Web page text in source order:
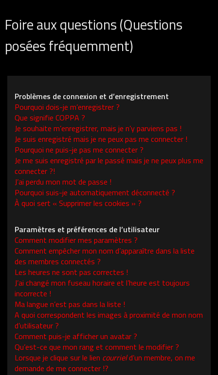
Foire aux questions (Questions
posées fréquemment)
Problèmes de connexion et d’enregistrement
Pourquoi dois-je m’enregistrer ?
Que signifie COPPA ?
Je souhaite m’enregistrer, mais je n’y parviens pas !
Je suis enregistré mais je ne peux pas me connecter !
Pourquoi ne puis-je pas me connecter ?
Je me suis enregistré par le passé mais je ne peux plus me
connecter ?!
J’ai perdu mon mot de passe !
Pourquoi suis-je automatiquement déconnecté ?
À quoi sert « Supprimer les cookies » ?
Paramètres et préférences de l’utilisateur
Comment modifier mes paramètres ?
Comment empêcher mon nom d’apparaître dans la liste
des membres connectés ?
Les heures ne sont pas correctes !
J’ai changé mon fuseau horaire et l’heure est toujours
incorrecte !
Ma langue n’est pas dans la liste !
A quoi correspondent les images à proximité de mon nom
d’utilisateur ?
Comment puis-je afficher un avatar ?
Qu’est-ce que mon rang et comment le modifier ?
Lorsque je clique sur le lien courrield’un membre, on me
demande de me connecter !?